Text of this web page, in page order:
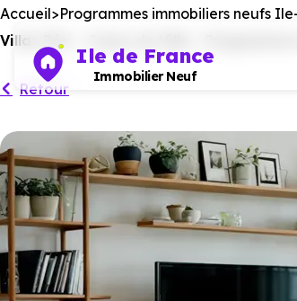
Ile de France
Immobilier Neuf
Accueil Programmes immobiliers neufs
Villas Péri - Coeur de Ville -
Retour